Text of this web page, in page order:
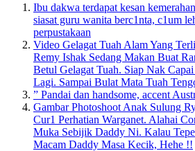
Ibu dakwa terdapat kesan
siasat guru wanita berc1nta, c1um
perpustakaan
Video Gelagat Tuah Alam Yang
Remy Ishak Sedang Makan Buat
Betul Gelagat Tuah. Siap Nak
Lagi. Sampai Bulat Mata Tuah
” Pandai dan handsome, accent
Gambar Photoshoot Anak Sulung
Cur1 Perhatian Warganet. Alahai
Muka Sebijik Daddy Ni. Kalau
Macam Daddy Masa Kecik, Hehe !!